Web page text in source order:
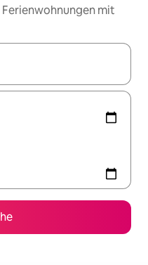
mit
navigiere mit den